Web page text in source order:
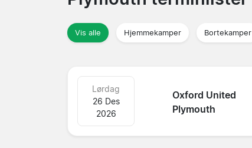
Vis alle Hjemmekamper Bortekamper
Oxford United
Plymouth
Lørdag
26 Des
2026